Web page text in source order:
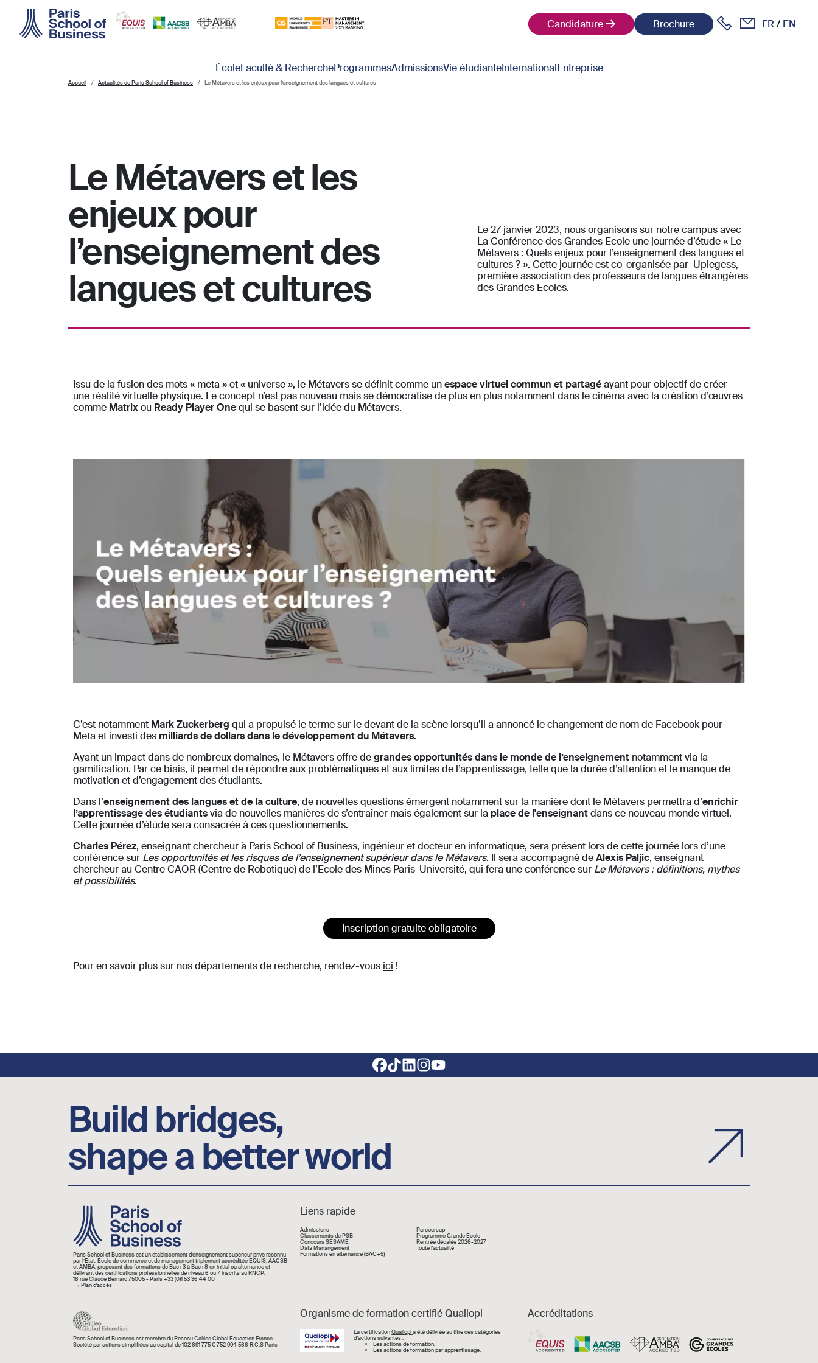
Candidature
Brochure FR EN
ÉcoleFaculté & RechercheProgrammesAdmissionsVie étudianteInternationalEntreprise
Accueil Actualités de Paris School of Business Le Métavers et les enjeux pour l’enseignement des langues et cultures
Le Métavers et les
enjeux pour
l’enseignement des
langues et cultures
Le 27 janvier 2023, nous organisons sur notre campus avec
La Conférence des Grandes Ecole une journée d’étude « Le
Métavers : Quels enjeux pour l’enseignement des langues et
cultures ? ». Cette journée est co-organisée par Uplegess,
première association des professeurs de langues étrangères
des Grandes Ecoles.
Issu de la fusion des mots « meta » et « universe », le Métavers se définit comme unespace virtuel commun et partagéayant pour objectif de créer
une réalité virtuelle physique. Le concept n’est pas nouveau mais se démocratise de plus en plus notamment dans le cinéma avec la création d’œuvres
comme Matrixou Ready Player Onequi se basent sur l’idée du Métavers.
C’est notamment Mark Zuckerberg qui a propulsé le terme sur le devant de la scène lorsqu’il a annoncé le changement de nom de Facebook pour
Meta et investi des milliards de dollars dans le développement du Métavers.
Ayant un impact dans de nombreux domaines, le Métavers offre degrandes opportunités dans le monde de l’enseignement notamment via la
gamification. Par ce biais, il permet de répondre aux problématiques et aux limites de l’apprentissage, telle que la durée d’attention et le manque de
motivation et d’engagement des étudiants.
Dans l’enseignement des langues et de la culture, de nouvelles questions émergent notamment sur la manière dont le Métavers permettra d’enrichir
l’apprentissage des étudiantsvia de nouvelles manières de s’entraîner mais également sur la place de l'enseignantdans ce nouveau monde virtuel.
Cette journée d’étude sera consacrée à ces questionnements.
Charles Pérez, enseignant chercheur à Paris School of Business, ingénieur et docteur en informatique, sera présent lors de cette journée lors d’une
conférence sur Les opportunités et les risques de l’enseignement supérieur dans le Métavers. Il sera accompagné deAlexis Paljic, enseignant
chercheur au Centre CAOR (Centre de Robotique) de l’Ecole des Mines Paris-Université, qui fera une conférence sur Le Métavers : définitions, mythes
et possibilités.
Inscription gratuite obligatoire
Pour en savoir plus sur nos départements de recherche, rendez-vous ici !
Build bridges,
shape a better world
Image
Paris School of Business est un établissement d’enseignement supérieur privé reconnu
par l’État. École de commerce et de management triplement accréditée EQUIS, AACSB
et AMBA, proposant des formations de Bac+3 à Bac+8 en initial ou alternance et
délivrant des certifications professionnelles de niveau 6 ou 7 inscrits au RNCP.
16 rue Claude Bernard 75005 - Paris +33 (0)1 53 36 44 00
→ Plan d'accès
Liens rapide
Liens rapide
Admissions
Classements de PSB
Concours SESAME
Data Manangement
Formations en alternance (BAC+5)
Parcoursup
Programme Grande École
Rentrée décalée 2026-2027
Toute l'actualité
Paris School of Business est membre du Réseau Galileo Global Education France
Société par actions simplifiées au capital de 102 691 775 € 752 994 566 R.C.S Paris
Organisme de formation certifié Qualiopi
Image La certificationQualiopia été délivrée au titre des catégories
d’actions suivantes :
Les actions de formation,
Les actions de formation par apprentissage.
Accréditations